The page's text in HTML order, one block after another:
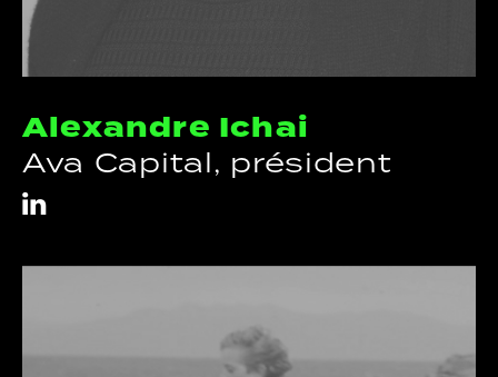
Alexandre Ichai
Ava Capital, président
i